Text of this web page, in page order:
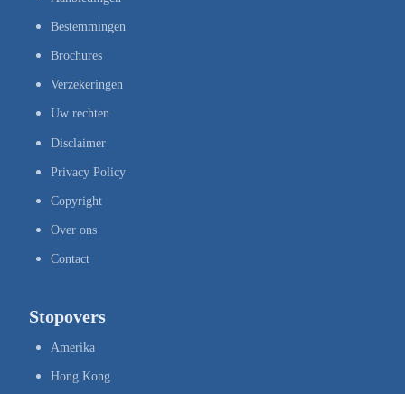
Bestemmingen
Brochures
Verzekeringen
Uw rechten
Disclaimer
Privacy Policy
Copyright
Over ons
Contact
Stopovers
Amerika
Hong Kong